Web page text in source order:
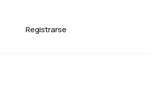
Registrarse